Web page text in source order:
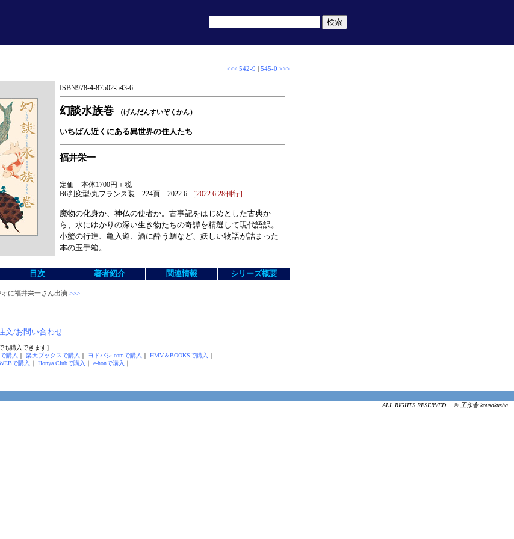
<<< 542-9 | 545-0 >>>
ISBN978-4-87502-543-6
幻談水族巻 （げんだんすいぞくかん）
いちばん近くにある異世界の住人たち
福井栄一
定価 本体1700円＋税
B6判変型/丸フランス装 224頁 2022.6
［2022.6.28刊行］
魔物の化身か、神仏の使者か。古事記をはじめとした古典か
ら、水にゆかりの深い生き物たちの奇譚を精選して現代語訳。
小蟹の行進、亀入道、酒に酔う鯛など、妖しい物語が詰まった
本の玉手箱。
目次 著者紹介 関連情報 シリーズ概要
に福井栄一さん出演 >>>
文/お問い合わせ
も購入できます］
購入 ｜ 楽天ブックスで購入 ｜ ヨドバシ.comで購入 ｜ HMV＆BOOKSで購入 ｜
で購入 ｜ Honya Clubで購入 ｜ e-honで購入 ｜
ALL RIGHTS RESERVED. © 工作舎 kousakusha